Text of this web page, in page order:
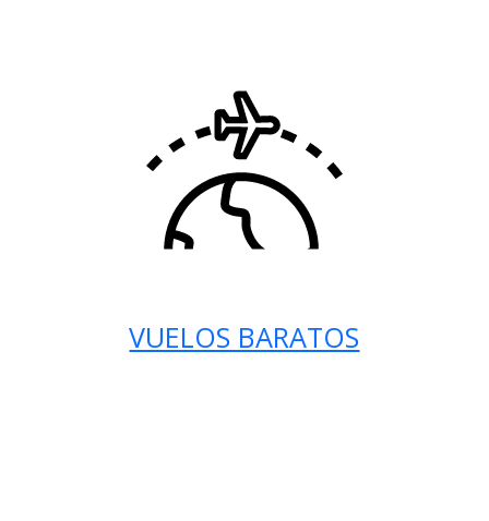
VUELOS BARATOS